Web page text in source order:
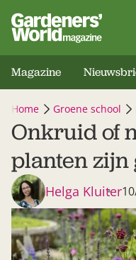
Magazine
Home Groene school
Onkruid of
planten zijn
Helga Kluiter